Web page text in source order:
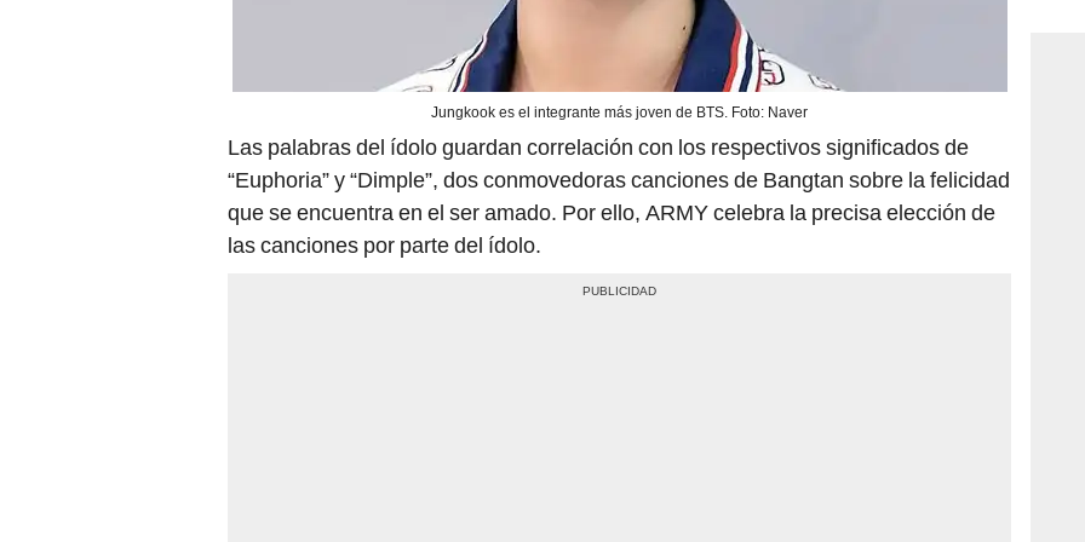
Jungkook es el integrante más joven de BTS. Foto: Naver
Las palabras del ídolo guardan correlación con los respectivos significados de
“Euphoria” y “Dimple”, dos conmovedoras canciones de Bangtan sobre la felicidad
que se encuentra en el ser amado. Por ello, ARMY celebra la precisa elección de
las canciones por parte del ídolo.